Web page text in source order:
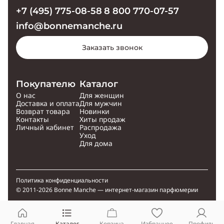
Покупателю
О нас
Доставка и оплата
Возврат товара
Контакты
Личный кабинет
Каталог
Для женщин
Для мужчин
Новинки
Хиты продаж
Распродажа
Уход
Для дома
+7 (495) 775-08-58 8 800 770-07-57
info@bonnemanche.ru
Заказать звонок
© 2011-2026 Bonne Manche — интернет-магазин парфюмерии
Политика конфиденциальности